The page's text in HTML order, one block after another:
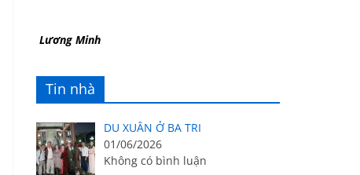
Lương Minh
Tin nhà
DU XUÂN Ở BA TRI
01/06/2026
Không có bình luận